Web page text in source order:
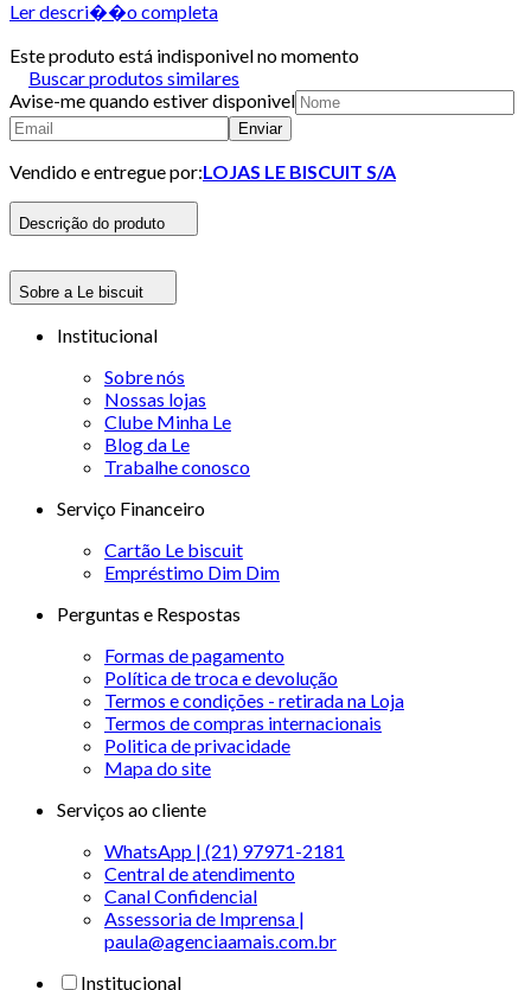
Ler descri��o completa
Este produto está indisponivel no momento
Buscar produtos similares
Avise-me quando estiver disponivel
Enviar
Vendido e entregue por:LOJAS LE BISCUIT S/A
Descrição do produto
Sobre a Le biscuit
Institucional
Sobre nós
Nossas lojas
Clube Minha Le
Blog da Le
Trabalhe conosco
Serviço Financeiro
Cartão Le biscuit
Empréstimo Dim Dim
Perguntas e Respostas
Formas de pagamento
Política de troca e devolução
Termos e condições - retirada na Loja
Termos de compras internacionais
Politica de privacidade
Mapa do site
Serviços ao cliente
WhatsApp | (21) 97971-2181
Central de atendimento
Canal Confidencial
Assessoria de Imprensa |
paula@agenciaamais.com.br
Institucional